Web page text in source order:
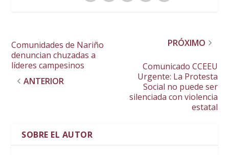
Comunidades de Nariño
denuncian chuzadas a
líderes campesinos
ANTERIOR
PRÓXIMO
Comunicado CCEEU
Urgente: La Protesta
Social no puede ser
silenciada con violencia
estatal
SOBRE EL AUTOR